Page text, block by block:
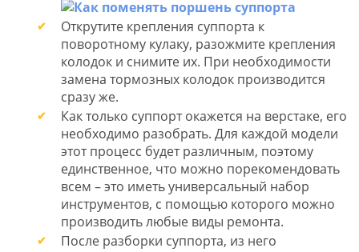
Открутите крепления суппорта к
поворотному кулаку, разожмите крепления
колодок и снимите их. При необходимости
замена тормозных колодок производится
сразу же.
Как только суппорт окажется на верстаке, его
необходимо разобрать. Для каждой модели
этот процесс будет различным, поэтому
единственное, что можно порекомендовать
всем – это иметь универсальный набор
инструментов, с помощью которого можно
производить любые виды ремонта.
После разборки суппорта, из него